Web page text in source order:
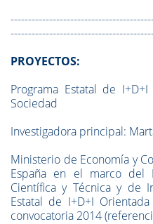
PROYECTOS:
Programa Estatal de
Sociedad
Investigadora principal:
Ministerio de Economía y
España en el marco del
Científica y Técnica y de
Estatal de I+D+I
convocatoria 2014